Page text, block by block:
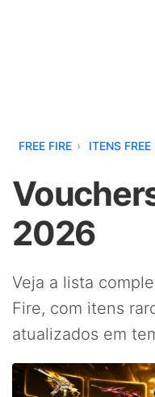
FREE FIRE ITENS FREE
2026
Veja a lista
Fire, com itens
atualizados em